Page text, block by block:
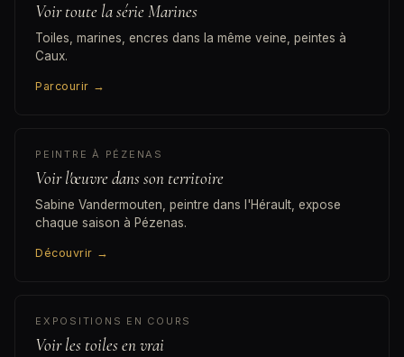
Voir toute la série Marines
Toiles, marines, encres dans la même veine, peintes à
Caux.
Parcourir →
PEINTRE À PÉZENAS
Voir l'œuvre dans son territoire
Sabine Vandermouten, peintre dans l'Hérault, expose
chaque saison à Pézenas.
Découvrir →
EXPOSITIONS EN COURS
Voir les toiles en vrai